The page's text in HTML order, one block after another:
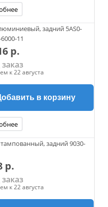
задний 5AS0-
11
р.
к 22 августа
в корзину
задний 9030-
р.
к 22 августа